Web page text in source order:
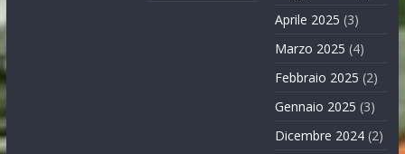
Aprile 2025 (3)
Marzo 2025 (4)
Febbraio 2025 (2)
Gennaio 2025 (3)
Dicembre 2024 (2)